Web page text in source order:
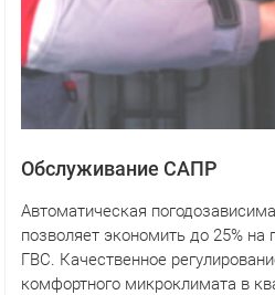
Обслуживание САПР
Автоматическая
позволяет экономить до 25% на
ГВС. Качественное
комфортного микроклимата в